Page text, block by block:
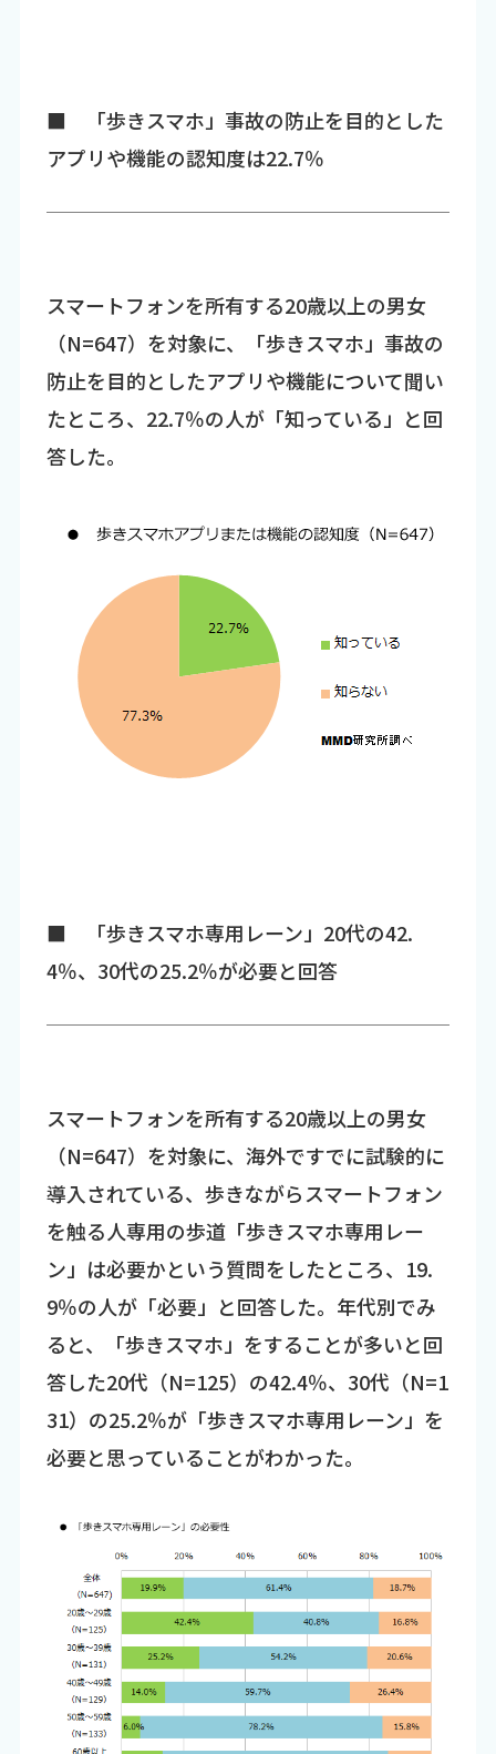
■ 「歩きスマホ」事故の防止を目的とした
アプリや機能の認知度は22.7％
スマートフォンを所有する20歳以上の男女
（N=647）を対象に、「歩きスマホ」事故の
防止を目的としたアプリや機能について聞い
たところ、22.7％の人が「知っている」と回
答した。
■ 「歩きスマホ専用レーン」20代の42.
4％、30代の25.2％が必要と回答
スマートフォンを所有する20歳以上の男女
（N=647）を対象に、海外ですでに試験的に
導入されている、歩きながらスマートフォン
を触る人専用の歩道「歩きスマホ専用レー
ン」は必要かという質問をしたところ、19.
9％の人が「必要」と回答した。年代別でみ
ると、「歩きスマホ」をすることが多いと回
答した20代（N=125）の42.4％、30代（N=1
31）の25.2％が「歩きスマホ専用レーン」を
必要と思っていることがわかった。